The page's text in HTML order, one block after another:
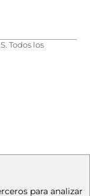
Todos los
para analizar